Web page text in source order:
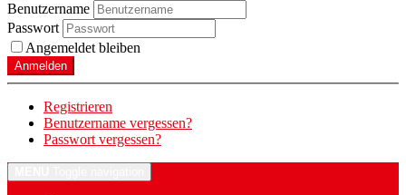
Benutzername
Passwort
Angemeldet bleiben
Anmelden
Registrieren
Benutzername vergessen?
Passwort vergessen?